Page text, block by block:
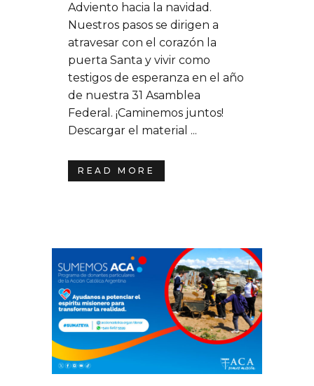
Adviento hacia la navidad.
Nuestros pasos se dirigen a
atravesar con el corazón la
puerta Santa y vivir como
testigos de esperanza en el año
de nuestra 31 Asamblea
Federal. ¡Caminemos juntos!
Descargar el material ...
READ MORE